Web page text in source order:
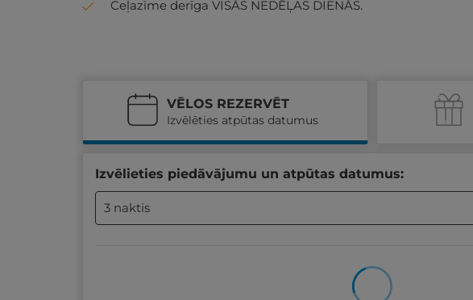
Ceļazīme derīga VISĀS NEDĒĻAS DIENĀS.
VĒLOS REZERVĒT
Izvēlēties atpūtas datumus
Izvēlieties piedāvājumu un atpūtas datumus:
3 naktis